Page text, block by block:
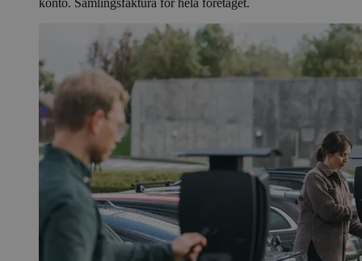
konto. Samlingsfaktura för hela företaget.